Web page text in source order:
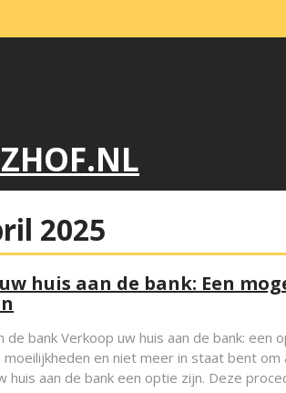
2025
huis aan de bank: Een
de bank Verkoop uw huis aan de bank: een
en niet meer in staat bent
huis aan de bank een optie zijn. Deze